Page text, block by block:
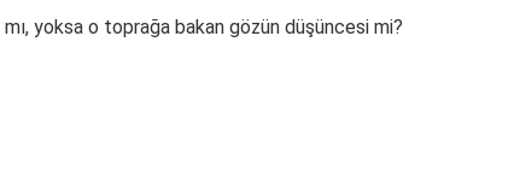
mı, yoksa o toprağa bakan gözün düşüncesi mi?